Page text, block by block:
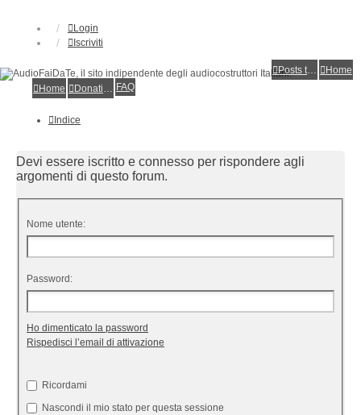
Login
Iscriviti
Posts toplist
Home
Home
Donations FAQ
Indice
Devi essere iscritto e connesso per rispondere agli
argomenti di questo forum.
Nome utente:
Password:
Ho dimenticato la password
Rispedisci l’email di attivazione
Ricordami
Nascondi il mio stato per questa sessione